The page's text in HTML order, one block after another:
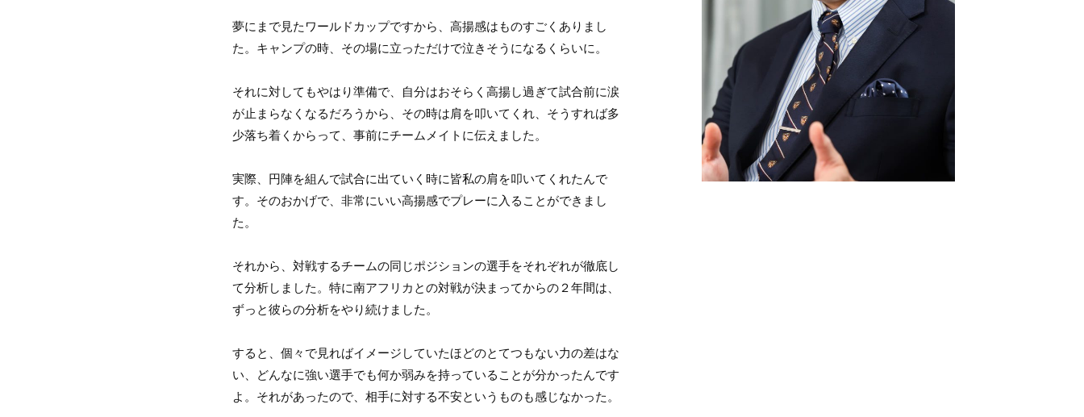
夢にまで見たワールドカップですから、高揚感はものすごくありまし
た。キャンプの時、その場に立っただけで泣きそうになるくらいに。
それに対してもやはり準備で、自分はおそらく高揚し過ぎて試合前に涙
が止まらなくなるだろうから、その時は肩を叩いてくれ、そうすれば多
少落ち着くからって、事前にチームメイトに伝えました。
実際、円陣を組んで試合に出ていく時に皆私の肩を叩いてくれたんで
す。そのおかげで、非常にいい高揚感でプレーに入ることができまし
た。
それから、対戦するチームの同じポジションの選手をそれぞれが徹底し
て分析しました。特に南アフリカとの対戦が決まってからの２年間は、
ずっと彼らの分析をやり続けました。
すると、個々で見ればイメージしていたほどのとてつもない力の差はな
い、どんなに強い選手でも何か弱みを持っていることが分かったんです
よ。それがあったので、相手に対する不安というものも感じなかった。